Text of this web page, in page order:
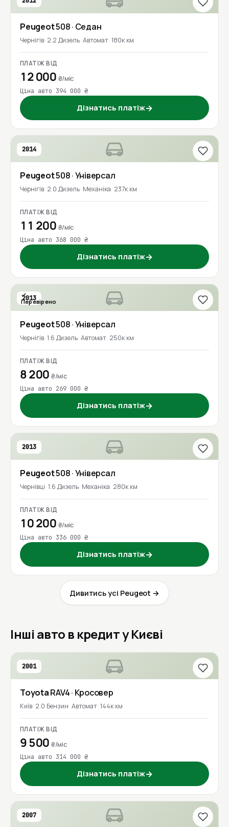
Peugeot508· Седан
Чернігів 2.2 Дизель Автомат 180к км
ПЛАТІЖ ВІД
12 000 ₴/міс
Ціна авто 394 000 ₴
Дізнатись платіж→
2014
Peugeot508· Універсал
Чернігів 2.0 Дизель Механіка 237к км
ПЛАТІЖ ВІД
11 200 ₴/міс
Ціна авто 368 000 ₴
Дізнатись платіж→
2013
Перевірено
Peugeot508· Універсал
Чернігів 1.6 Дизель Автомат 250к км
ПЛАТІЖ ВІД
8 200₴/міс
Ціна авто 269 000 ₴
Дізнатись платіж→
2013
Peugeot508· Універсал
Чернівці 1.6 Дизель Механіка 280к км
ПЛАТІЖ ВІД
10 200 ₴/міс
Ціна авто 336 000 ₴
Дізнатись платіж→
Дивитись усі Peugeot →
Інші авто в кредит у Києві
2001
ToyotaRAV4· Кросовер
Київ 2.0 Бензин Автомат 144к км
ПЛАТІЖ ВІД
9 500₴/міс
Ціна авто 314 000 ₴
Дізнатись платіж→
2007